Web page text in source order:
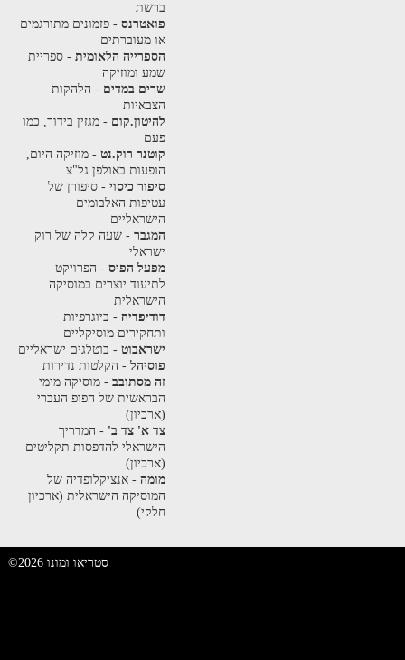
ברשת
פואטרנס- פזמונים מתורגמים
או מעוברתים
הספרייה הלאומית- ספריית
שמע ומוזיקה
שרים במדים - הלהקות
הצבאיות
להיטון.קום - מגזין בידור, כמו
פעם
קוטנר רוק.נט- מוזיקה היום,
הופעות באולפן גל"צ
סיפור כיסוי- סיפורן של
עטיפות האלבומים
הישראליים
המגבר- שעה קלה של רוק
ישראלי
מפעל הפיס- הפרויקט
לתיעוד יוצרים במוסיקה
הישראלית
דודיפדיה- ביוגרפיות
ותחקירים מוסיקליים
ישראבוט- בוטלגים ישראליים
פוסיהל- הקלטות נדירות
זה מסתובב- מוסיקה מימי
הבראשית של הפופ העברי
(ארכיון)
צד א' צד ב' - המדריך
הישראלי להדפסות תקליטים
(ארכיון)
מומה- אנציקלופדיה של
המוסיקה הישראלית (ארכיון
חלקי)
©2026 סטריאו ומונו